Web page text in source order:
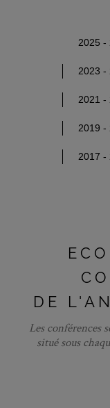
2025 -
2023 -
2021 -
2019 -
2017 -
DE
Les conférences
situé sous